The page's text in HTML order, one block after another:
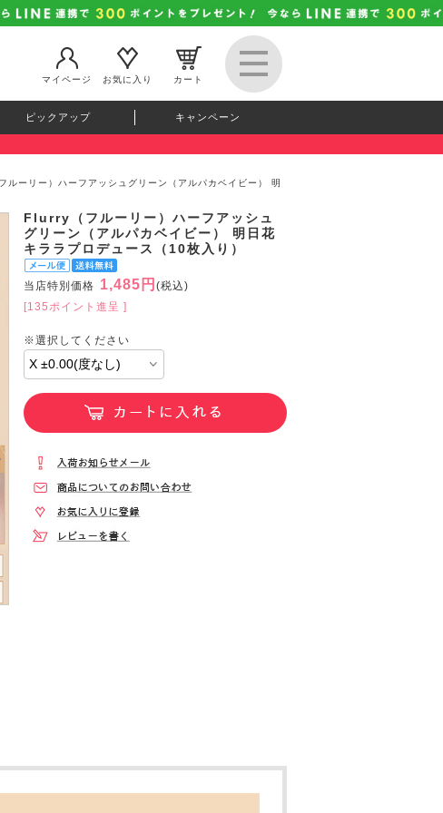
マイページ
お気に入り カート
ピックアップ キャンペーン
ルーリー）ハーフアッシュグリーン（アルパカベイビー） 明
Flurry（フルーリー）ハーフアッシュ
グリーン（アルパカベイビー） 明日花
キララプロデュース（10枚入り）
当店特別価格 1,485円 (税込)
[135ポイント進呈 ]